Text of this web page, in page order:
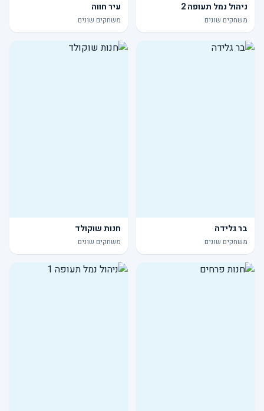
ניהול נמל תעופה 2
משחקים שונים
עיר חווה
משחקים שונים
בר גלידה
משחקים שונים
חנות שוקולד
משחקים שונים